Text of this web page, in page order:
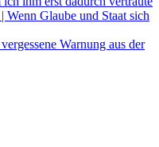
Wenn Glaube und Staat sich
Warnung aus der